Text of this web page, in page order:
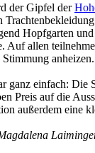
der Gipfel der
Hopfgarten
Auf allen
anheizen.
ganz einfach:
Preis auf die
außerdem eine